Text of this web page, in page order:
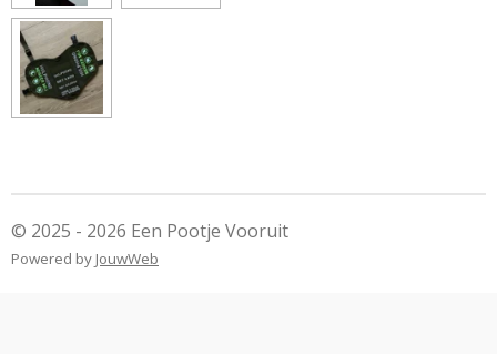
© 2025 - 2026 Een Pootje Vooruit
Powered by JouwWeb